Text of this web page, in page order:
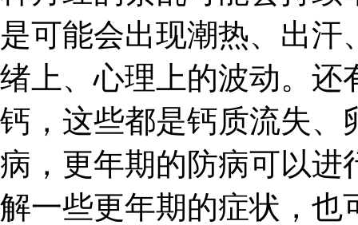
是可能会出现潮热、出
绪上、心理上的波动。还
钙，这些都是钙质流失、
病，更年期的防病可以进
解一些更年期的症状，也